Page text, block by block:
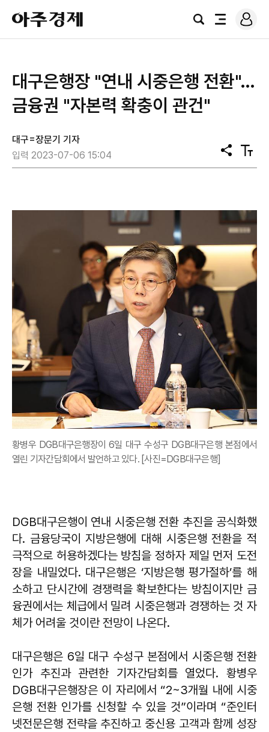
아
주
경
검
전
로
그
대구은행장 "연내 시중은행 전환"…
금융권 "자본력 확충이 관건"
대구=장문기 기자
입력 2023-07-06 15:04
공
유
텍
스
황병우 DGB대구은행장이 6일 대구 수성구 DGB대구은행 본점에서
열린 기자간담회에서 발언하고 있다. [사진=DGB대구은행]
DGB대구은행이 연내 시중은행 전환 추진을 공식화했
다. 금융당국이 지방은행에 대해 시중은행 전환을 적
극적으로 허용하겠다는 방침을 정하자 제일 먼저 도전
장을 내밀었다. 대구은행은 ‘지방은행 평가절하’를 해
소하고 단시간에 경쟁력을 확보한다는 방침이지만 금
융권에서는 체급에서 밀려 시중은행과 경쟁하는 것 자
체가 어려울 것이란 전망이 나온다.
대구은행은 6일 대구 수성구 본점에서 시중은행 전환
인가 추진과 관련한 기자간담회를 열었다. 황병우
DGB대구은행장은 이 자리에서 “2~3개월 내에 시중
은행 전환 인가를 신청할 수 있을 것”이라며 “준인터
넷전문은행 전략을 추진하고 중신용 고객과 함께 성장